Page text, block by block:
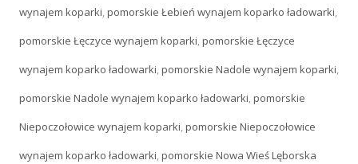
wynajem koparki,pomorskie Łebień wynajem koparko ładowarki,
pomorskie Łęczyce wynajem koparki,pomorskie Łęczyce
wynajem koparko ładowarki,pomorskie Nadole wynajem koparki,
pomorskie Nadole wynajem koparko ładowarki,pomorskie
Niepoczołowice wynajem koparki,pomorskie Niepoczołowice
wynajem koparko ładowarki,pomorskie Nowa Wieś Lęborska